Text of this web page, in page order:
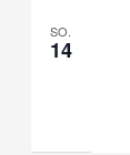
SO.
14